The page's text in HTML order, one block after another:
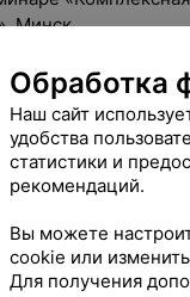
Минск
Минск
при
здоровье»,
у женщин»,
участием
Обработка
Наш сайт
удобства
статистики и
рекомендаций.
Вы можете
cookie или
Для получения